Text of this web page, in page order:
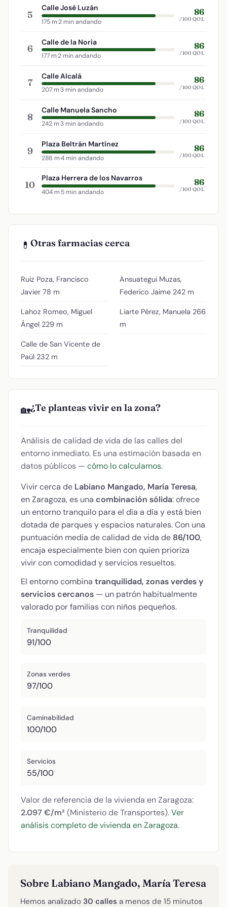
5
Calle José Luzán
175 m·2 min andando
86
/100 QOL
6
Calle de la Noria
177 m·2 min andando
86
/100 QOL
7
Calle Alcalá
207 m·3 min andando
86
/100 QOL
8
Calle Manuela Sancho
242 m·3 min andando
86
/100 QOL
9
Plaza Beltrán Martínez
286 m·4 min andando
86
/100 QOL
10
Plaza Herrera de los Navarros
404 m·5 min andando
86
/100 QOL
💊 Otras farmacias cerca
Ruiz Poza, Francisco
Javier 78 m
Lahoz Romeo, Miguel
Ángel 229 m
Calle de San Vicente de
Paúl 232 m
Ansuategui Muzas,
Federico Jaime 242 m
Liarte Pérez, Manuela 266
m
🏡¿Te planteas vivir en la zona?
Análisis de calidad de vida de las calles del
entorno inmediato. Es una estimación basada en
datos públicos — cómo lo calculamos.
Vivir cerca de Labiano Mangado, María Teresa,
en Zaragoza, es una combinación sólida: ofrece
un entorno tranquilo para el día a día y está bien
dotada de parques y espacios naturales. Con una
puntuación media de calidad de vida de 86/100,
encaja especialmente bien con quien prioriza
vivir con comodidad y servicios resueltos.
El entorno combina tranquilidad, zonas verdes y
servicios cercanos — un patrón habitualmente
valorado por familias con niños pequeños.
Tranquilidad
91/100
Zonas verdes
97/100
Caminabilidad
100/100
Servicios
55/100
Valor de referencia de la vivienda en Zaragoza:
2.097 €/m² (Ministerio de Transportes).Ver
análisis completo de vivienda en Zaragoza.
Sobre Labiano Mangado, María Teresa
Hemos analizado 30 calles a menos de 15 minutos